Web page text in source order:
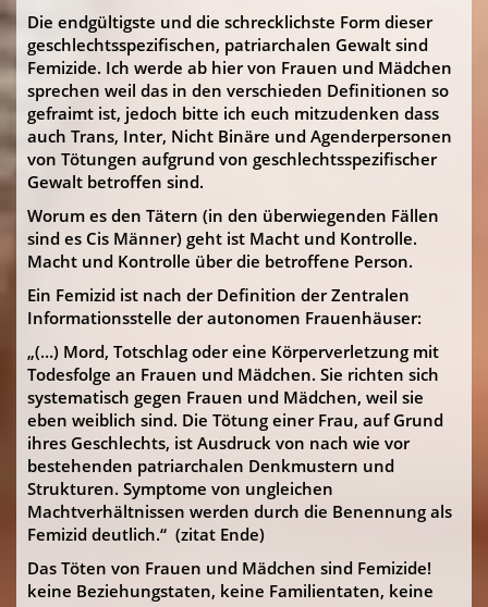
Die endgültigste und die schrecklichste Form dieser
geschlechtsspezifischen, patriarchalen Gewalt sind
Femizide. Ich werde ab hier von Frauen und Mädchen
sprechen weil das in den verschieden Definitionen so
gefraimt ist, jedoch bitte ich euch mitzudenken dass
auch Trans, Inter, Nicht Binäre und Agenderpersonen
von Tötungen aufgrund von geschlechtsspezifischer
Gewalt betroffen sind.
Worum es den Tätern (in den überwiegenden Fällen
sind es Cis Männer) geht ist Macht und Kontrolle.
Macht und Kontrolle über die betroffene Person.
Ein Femizid ist nach der Definition der Zentralen
Informationsstelle der autonomen Frauenhäuser:
„(…) Mord, Totschlag oder eine Körperverletzung mit
Todesfolge an Frauen und Mädchen. Sie richten sich
systematisch gegen Frauen und Mädchen, weil sie
eben weiblich sind. Die Tötung einer Frau, auf Grund
ihres Geschlechts, ist Ausdruck von nach wie vor
bestehenden patriarchalen Denkmustern und
Strukturen. Symptome von ungleichen
Machtverhältnissen werden durch die Benennung als
Femizid deutlich.“ (zitat Ende)
Das Töten von Frauen und Mädchen sind Femizide!
keine Beziehungstaten, keine Familientaten, keine